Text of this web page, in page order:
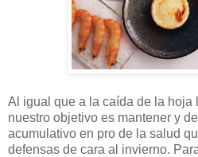
Al igual que a la caída de la hoja
nuestro objetivo es mantener y
acumulativo en pro de la salud
defensas de cara al invierno.